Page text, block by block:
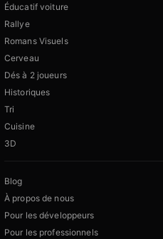
Éducatif voiture
Rallye
Romans Visuels
Cerveau
Dés à 2 joueurs
Historiques
Tri
Cuisine
3D
Blog
À propos de nous
Pour les développeurs
Pour les professionnels